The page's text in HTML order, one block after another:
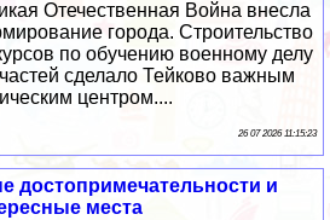
Отечественная Война внесла
города. Строительство
по обучению военному делу
сделало Тейково важным
центром....
26 07 2026 11:15:23
достопримечательности и
места